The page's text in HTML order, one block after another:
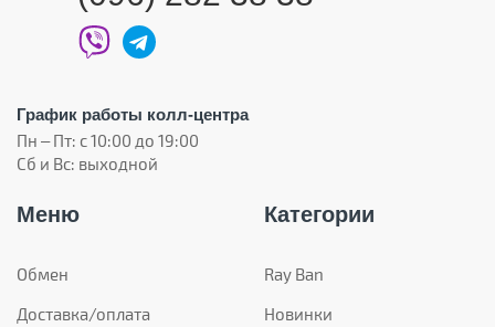
График работы колл-центра
Пн – Пт: с 10:00 до 19:00
Сб и Вс: выходной
Меню
Обмен
Доставка/оплата
Категории
Ray Ban
Новинки